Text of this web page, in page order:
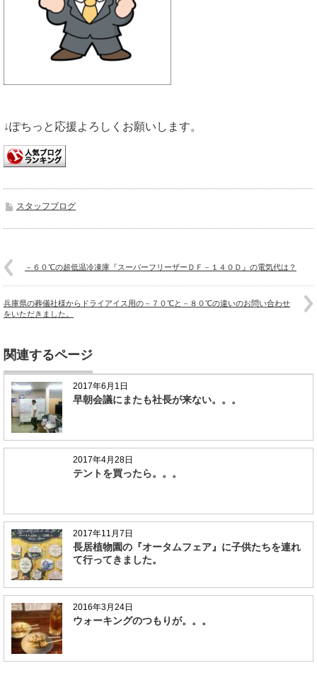
↓ぽちっと応援よろしくお願いします。
スタッフブログ
－６０℃の超低温冷凍庫『スーパーフリーザーＤＦ－１４０Ｄ』の電気代は？
兵庫県の葬儀社様からドライアイス用の－７０℃と－８０℃の違いのお問い合わせ
をいただきました。
関連するページ
2017年6月1日
早朝会議にまたも社長が来ない。。。
2017年4月28日
テントを買ったら。。。
2017年11月7日
長居植物園の『オータムフェア』に子供たちを連れ
て行ってきました。
2016年3月24日
ウォーキングのつもりが。。。